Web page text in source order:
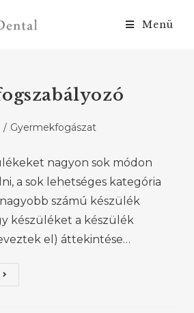
Menü
/ Gyermekfogászat
nagyon sok módon
a sok lehetséges kategória
számú készülék
készüléket a készülék
el) áttekintése…